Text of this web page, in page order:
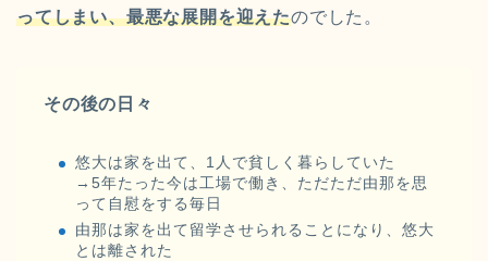
ってしまい、最悪な展開を迎えたのでした。
その後の日々
悠大は家を出て、1人で貧しく暮らしていた
→5年たった今は工場で働き、ただただ由那を思
って自慰をする毎日
由那は家を出て留学させられることになり、悠大
とは離された